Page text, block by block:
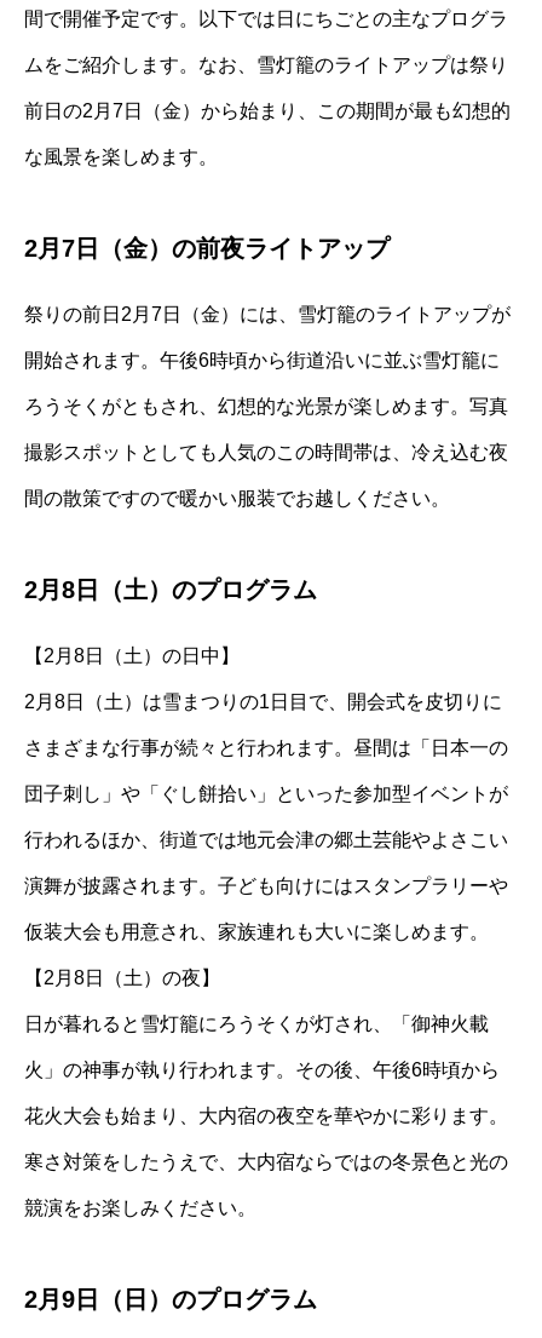
間で開催予定です。以下では日にちごとの主なプログラ
ムをご紹介します。なお、雪灯籠のライトアップは祭り
前日の2月7日（金）から始まり、この期間が最も幻想的
な風景を楽しめます。
2月7日（金）の前夜ライトアップ
祭りの前日2月7日（金）には、雪灯籠のライトアップが
開始されます。午後6時頃から街道沿いに並ぶ雪灯籠に
ろうそくがともされ、幻想的な光景が楽しめます。写真
撮影スポットとしても人気のこの時間帯は、冷え込む夜
間の散策ですので暖かい服装でお越しください。
2月8日（土）のプログラム
【2月8日（土）の日中】
2月8日（土）は雪まつりの1日目で、開会式を皮切りに
さまざまな行事が続々と行われます。昼間は「日本一の
団子刺し」や「ぐし餅拾い」といった参加型イベントが
行われるほか、街道では地元会津の郷土芸能やよさこい
演舞が披露されます。子ども向けにはスタンプラリーや
仮装大会も用意され、家族連れも大いに楽しめます。
【2月8日（土）の夜】
日が暮れると雪灯籠にろうそくが灯され、「御神火載
火」の神事が執り行われます。その後、午後6時頃から
花火大会も始まり、大内宿の夜空を華やかに彩ります。
寒さ対策をしたうえで、大内宿ならではの冬景色と光の
競演をお楽しみください。
2月9日（日）のプログラム